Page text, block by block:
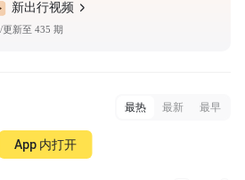
新出行视频
更新至 435 期
最热 最新 最早
App 内打开